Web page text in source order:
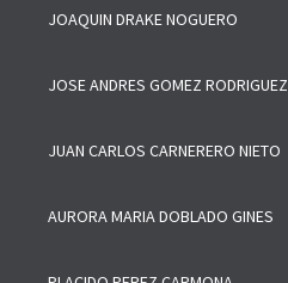
JOAQUIN DRAKE NOGUERO
JOSE ANDRES GOMEZ RODRIGUEZ
JUAN CARLOS CARNERERO NIETO
AURORA MARIA DOBLADO GINES